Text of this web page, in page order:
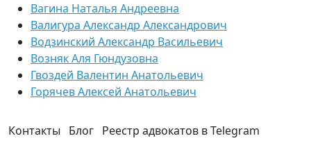
Вагина Наталья Андреевна
Валигура Александр Александрович
Водзинский Александр Васильевич
Возняк Аля Гюндузовна
Гвоздей Валентин Анатольевич
Горячев Алексей Анатольевич
Контакты Блог Реестр адвокатов в Telegram